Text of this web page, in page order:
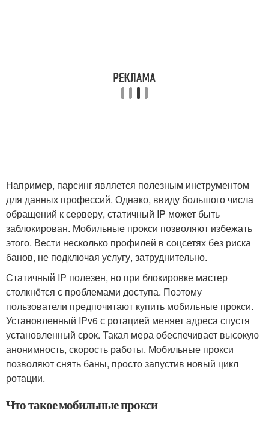
Например, парсинг является полезным инструментом
для данных профессий. Однако, ввиду большого числа
обращений к серверу, статичный IP может быть
заблокирован. Мобильные прокси позволяют избежать
этого. Вести несколько профилей в соцсетях без риска
банов, не подключая услугу, затруднительно.
Статичный IP полезен, но при блокировке мастер
столкнётся с проблемами доступа. Поэтому
пользователи предпочитают купить мобильные прокси.
Установленный IPv6 с ротацией меняет адреса спустя
установленный срок. Такая мера обеспечивает высокую
анонимность, скорость работы. Мобильные прокси
позволяют снять баны, просто запустив новый цикл
ротации.
Что такое мобильные прокси